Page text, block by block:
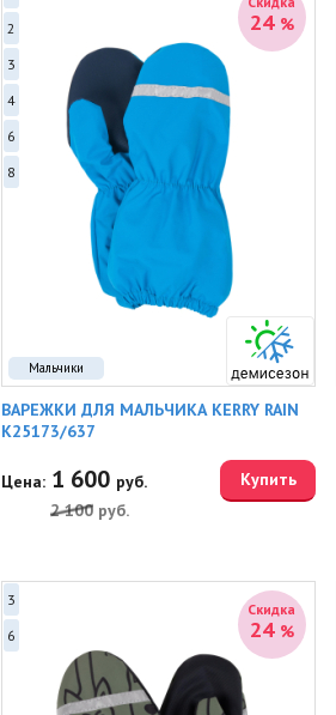
Мальчики
24 %
2
3
4
6
8
ВАРЕЖКИ ДЛЯ МАЛЬЧИКА KERRY RAIN
K25173/637
Цена:1 600 руб.
2 100 руб.
Купить
Скидка
24 %
3
6